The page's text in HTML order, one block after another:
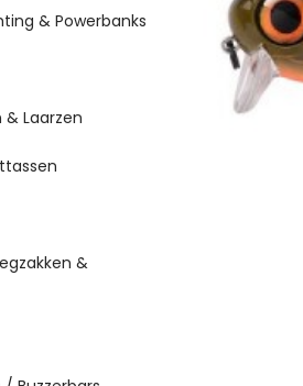
& Powerbanks
& Laarzen
&